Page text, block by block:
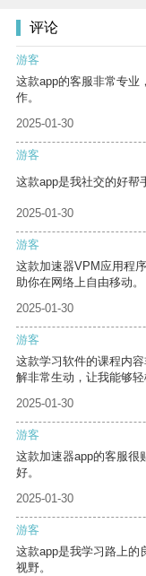
评论
游客
这款app的客服非常专业
作。
2025-01-30
游客
这款app是我社交的好帮
2025-01-30
游客
这款加速器VPM应用程
助你在网络上自由移动。
2025-01-30
游客
这款学习软件的课程内
解非常生动，让我能够轻
2025-01-30
游客
这款加速器app的客服很
好。
2025-01-30
游客
这款app是我学习路上的
视野。